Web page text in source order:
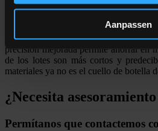
Aanpassen
El software incorporado de
dinámicamente el caudal fino,
caudal incluso en materiales con
precisión mejorada permite ahorrar en
de los lotes son más cortos y
materiales ya no es el cuello de botella
¿Necesita
Permítanos que contactemos